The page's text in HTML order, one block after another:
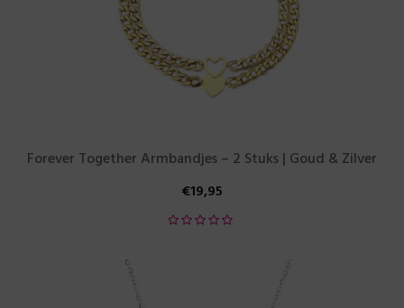
Forever Together Armbandjes – 2 Stuks | Goud & Zilver
€19,95